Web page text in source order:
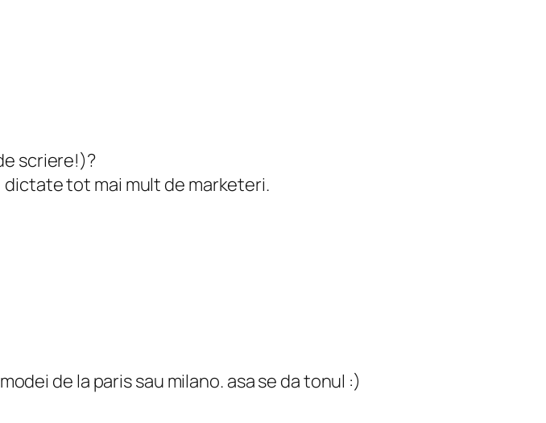
scriere!)?
tot mai mult de marketeri.
de la paris sau milano. asa se da tonul :)